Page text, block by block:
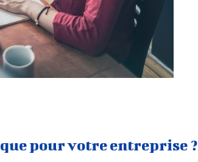
pour votre entreprise ?